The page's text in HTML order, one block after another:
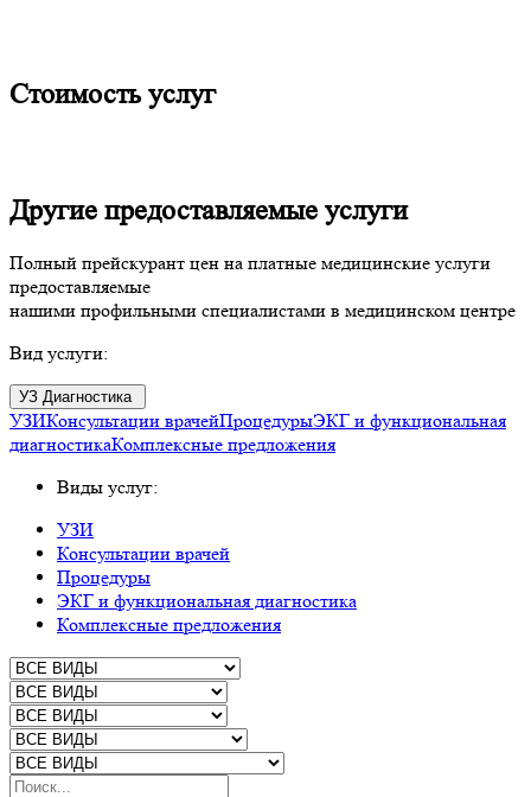
Стоимость услуг
Другие предоставляемые услуги
Полный прейскурант цен на платные медицинские услуги
предоставляемые
нашими профильными специалистами в медицинском центре
Вид услуги:
УЗ Диагностика
УЗИКонсультации врачейПроцедурыЭКГ и функциональная
диагностикаКомплексные предложения
Виды услуг:
УЗИ
Консультации врачей
Процедуры
ЭКГ и функциональная диагностика
Комплексные предложения